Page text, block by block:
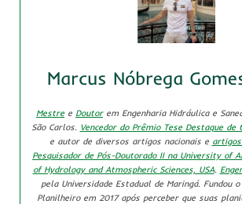
Marcus Nóbrega
Mestre e Doutorem Engenharia Hidráulica e
São Carlos. Vencedor do Prêmio Tese Destaque de
e autor de diversos artigos nacionais e
Pesquisador de Pós-Doutorado II na University of
of Hydrology and Atmospheric Sciences, USA.
pela Universidade Estadual de Maringá. Fundou
Planilheiro em 2017 após perceber que suas